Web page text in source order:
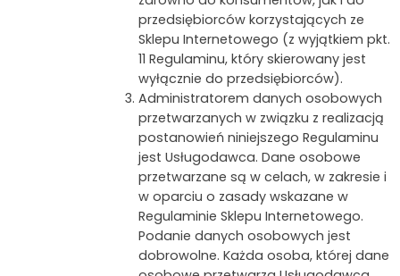
przedsiębiorców korzystających ze
Sklepu Internetowego (z wyjątkiem pkt.
11 Regulaminu, który skierowany jest
wyłącznie do przedsiębiorców).
Administratorem danych osobowych
przetwarzanych w związku z realizacją
postanowień niniejszego Regulaminu
jest Usługodawca. Dane osobowe
przetwarzane są w celach, w zakresie i
w oparciu o zasady wskazane w
Regulaminie Sklepu Internetowego.
Podanie danych osobowych jest
dobrowolne. Każda osoba, której dane